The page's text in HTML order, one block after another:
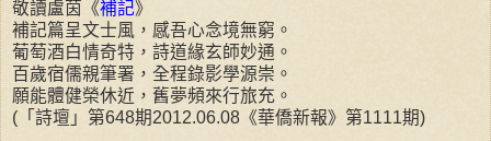
敬讀盧茵《補記》
補記篇呈文士風，感吾心念境無窮。
葡萄酒白情奇特，詩道緣玄師妙通。
百歲宿儒親筆署，全程錄影學源崇。
願能體健榮休近，舊夢頻來行旅充。
(「詩壇」第648期2012.06.08《華僑新報》第1111期)